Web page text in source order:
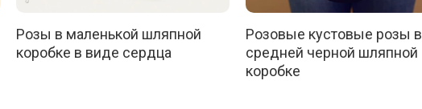
Розы в маленькой шляпной
коробке в виде сердца
Розовые кустовые розы в
средней черной шляпной
коробке